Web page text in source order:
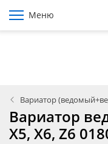
Меню
Вариатор
Вариатор
X5, X6, Z6